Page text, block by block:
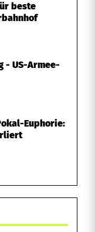
beste
- US-Armee-
Euphorie: